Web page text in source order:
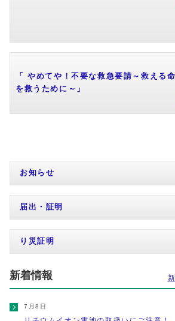
「 やめてや！不要な救急要請～救える命
を救うために～」
お知らせ
届出・証明
り災証明
新着情報
7月8日